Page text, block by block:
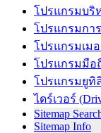
โปรแกรมบริ
โปรแกรมกา
โปรแกรมเม
โปรแกรมมือ
โปรแกรมยูทิ
ไดร์เวอร์
Sitemap
Sitemap Info